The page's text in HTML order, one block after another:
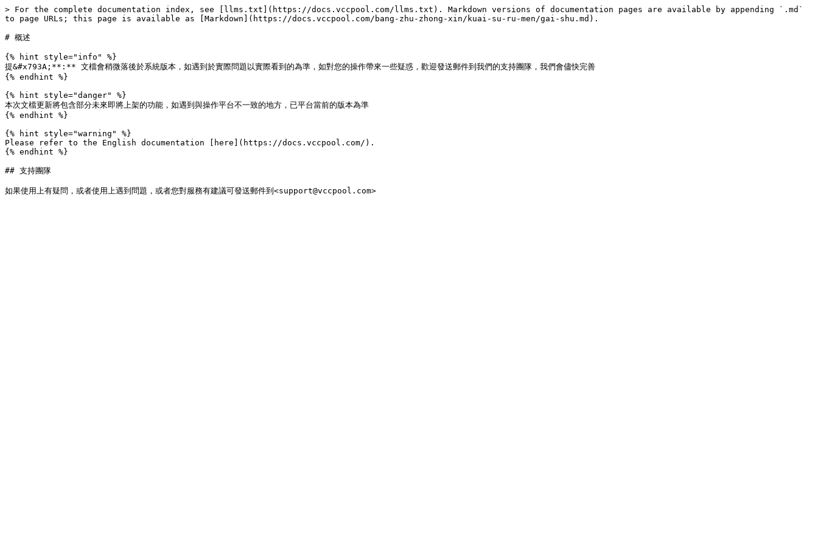
> For the complete documentation index, see [llms.txt](https://docs.vccpool.com/llms.txt). Markdown versions of documentation pages are available by appending `.md`
to page URLs; this page is available as [Markdown](https://docs.vccpool.com/bang-zhu-zhong-xin/kuai-su-ru-men/gai-shu.md).
# 概述
{% hint style="info" %}
提&#x793A;**:** 文檔會稍微落後於系統版本，如遇到於實際問題以實際看到的為準，如對您的操作帶來一些疑惑，歡迎發送郵件到我們的支持團隊，我們會儘快完善
{% endhint %}
{% hint style="danger" %}
本次文檔更新將包含部分未來即將上架的功能，如遇到與操作平台不一致的地方，已平台當前的版本為準
{% endhint %}
{% hint style="warning" %}
Please refer to the English documentation [here](https://docs.vccpool.com/).
{% endhint %}
## 支持團隊